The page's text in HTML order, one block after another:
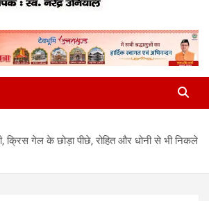
क्रिस गेल के छोड़ा पीछे, रोहित और धोनी से भी निकले